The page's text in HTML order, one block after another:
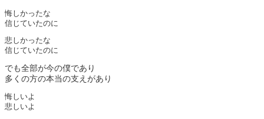
悔しかったな
信じていたのに
悲しかったな
信じていたのに
でも全部が今の僕であり
多くの方の本当の支えがあり
悔しいよ
悲しいよ